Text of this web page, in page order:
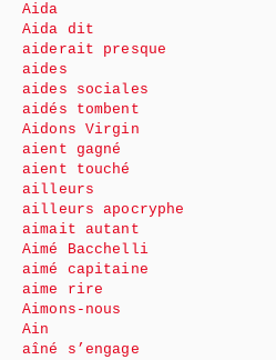
Aida
Aida dit
aiderait presque
aides
aides sociales
aidés tombent
Aidons Virgin
aient gagné
aient touché
ailleurs
ailleurs apocryphe
aimait autant
Aimé Bacchelli
aimé capitaine
aime rire
Aimons-nous
Ain
aîné s’engage